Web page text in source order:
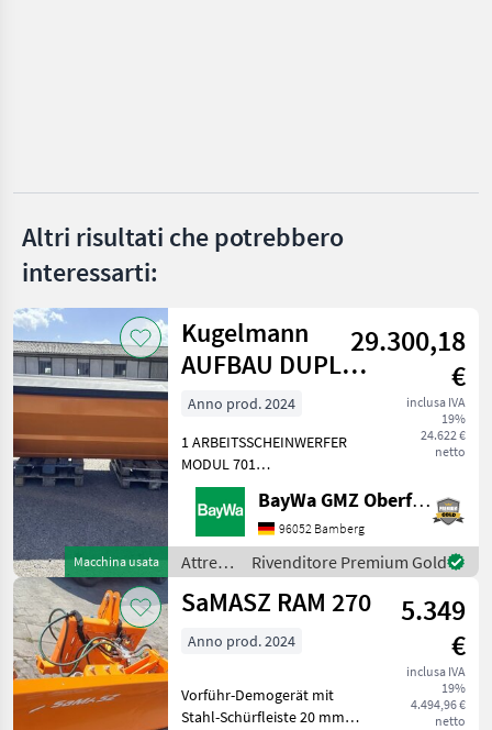
Altri risultati che potrebbero
interessarti:
Macchina usata
Kugelmann
AUFBAU DUPLEX
3,2 M³
29.300,18
€
inclusa IVA
19%
24.622 €
netto
Anno prod. 2024
1 ARBEITSSCHEINWERFER
MODUL 701
AUFSTIEGSLEITER A
DUPLEX VA1 ELEKTRISCHE
STREUBILDVERSTELLUNG
(ESB)1 ELEKTRISCHE
STREUKONTROLLE (ESK)1
ERSTMONTAGE AM
FAHRZEUG1 KUPPL
BayWa GMZ Oberfranken
96052 Bamberg
Attrezzi
comunali
/
Rivenditore Premium Gold
SaMASZ RAM 270
5.349
€
inclusa IVA
19%
4.494,96 €
netto
Anno prod. 2024
Vorführ-Demogerät mit
Stahl-Schürfleiste 20 mm